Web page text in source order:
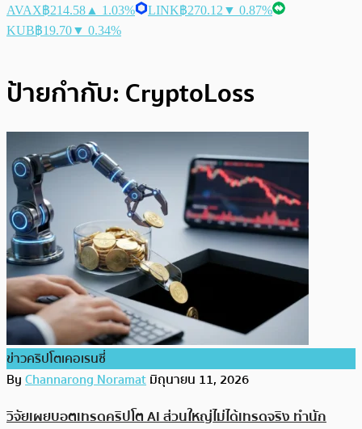
AVAX฿214.58 ▲ 1.03% LINK฿270.12 ▼ 0.87%
KUB฿19.70▼ 0.34%
ป้ายกำกับ: CryptoLoss
ข่าวคริปโตเคอเรนซี่
ByChannarong Noramatมิถุนายน 11, 2026
วิจัยเผยบอตเทรดคริปโต AI ส่วนใหญ่ไม่ได้เทรดจริง ทำนัก